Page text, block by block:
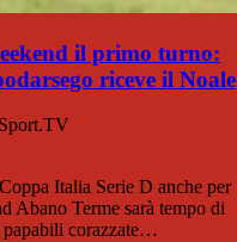
il primo turno:
riceve il Noale
Italia Serie D anche per
Abano Terme sarà tempo di
papabili corazzate…